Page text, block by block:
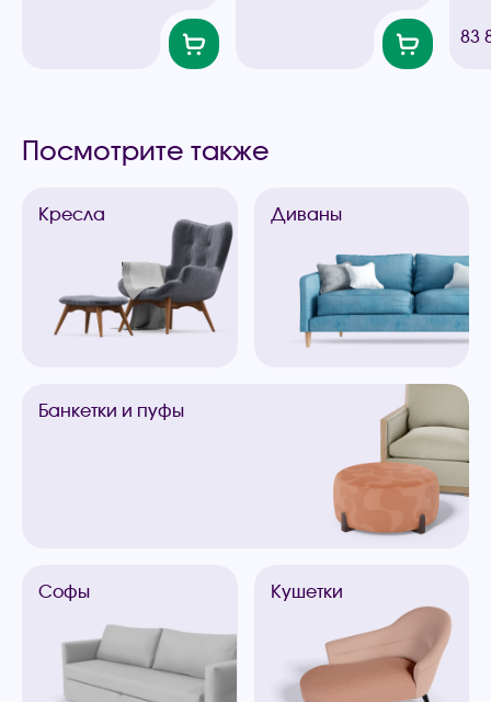
83
Посмотрите также
Кресла Диваны
Банкетки и пуфы
Софы Кушетки